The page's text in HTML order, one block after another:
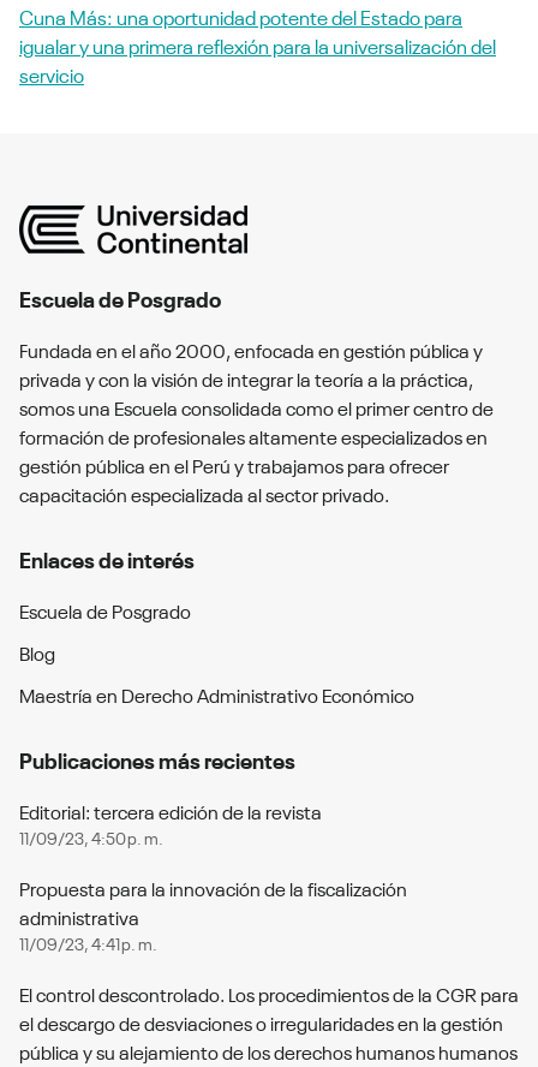
Cuna Más: una oportunidad potente del Estado para
igualar y una primera reflexión para la universalización del
servicio
Escuela de Posgrado
Fundada en el año 2000, enfocada en gestión pública y
privada y con la visión de integrar la teoría a la práctica,
somos una Escuela consolidada como el primer centro de
formación de profesionales altamente especializados en
gestión pública en el Perú y trabajamos para ofrecer
capacitación especializada al sector privado.
Enlaces de interés
Escuela de Posgrado
Blog
Maestría en Derecho Administrativo Económico
Publicaciones más recientes
Editorial: tercera edición de la revista
11/09/23, 4:50 p. m.
Propuesta para la innovación de la fiscalización
administrativa
11/09/23, 4:41 p. m.
El control descontrolado. Los procedimientos de la CGR para
el descargo de desviaciones o irregularidades en la gestión
pública y su alejamiento de los derechos humanos humanos